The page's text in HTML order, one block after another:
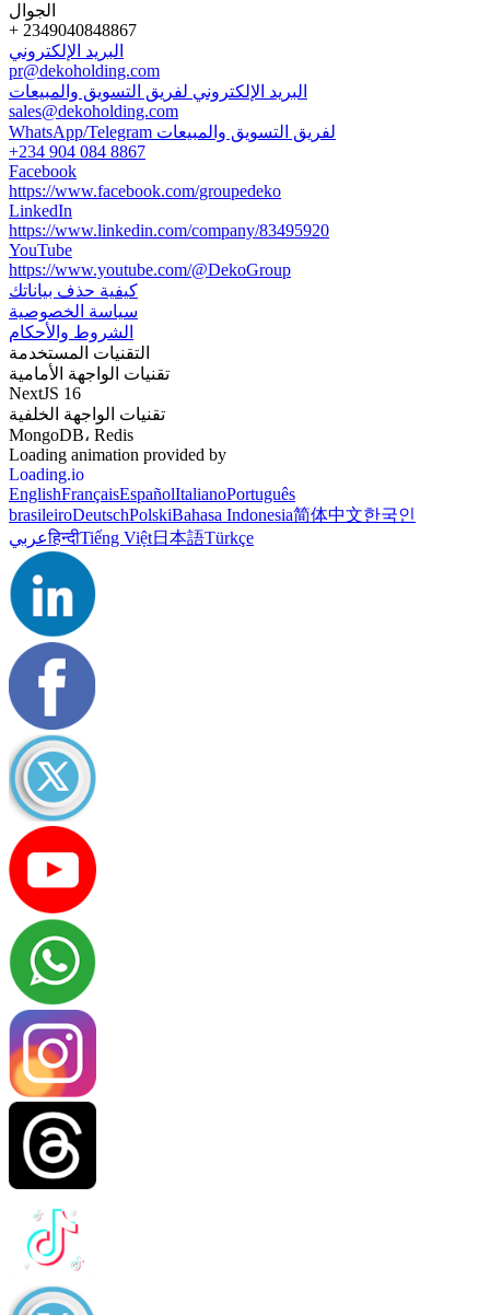
الجوال
+ 2349040848867
البريد الإلكتروني
pr@dekoholding.com
البريد الإلكتروني لفريق التسويق والمبيعات
sales@dekoholding.com
WhatsApp/Telegram لفريق التسويق والمبيعات
+234 904 084 8867
Facebook
https://www.facebook.com/groupedeko
LinkedIn
https://www.linkedin.com/company/83495920
YouTube
https://www.youtube.com/@DekoGroup
كيفية حذف بياناتك
سياسة الخصوصية
الشروط والأحكام
التقنيات المستخدمة
تقنيات الواجهة الأمامية
NextJS 16
تقنيات الواجهة الخلفية
MongoDB، Redis
Loading animation provided by
Loading.io
EnglishFrançaisEspañolItalianoPortuguês
brasileiroDeutschPolskiBahasa Indonesia简体中文한국인
عربيहिन्दीTiếng Việt日本語Türkçe